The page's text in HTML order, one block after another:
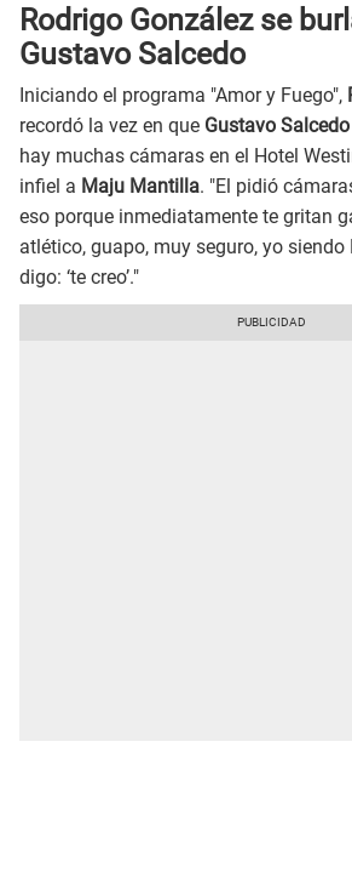
Rodrigo González se
Gustavo Salcedo
Iniciando el programa "Amor y Fuego",
recordó la vez en que Gustavo Salcedo
hay muchas cámaras en el Hotel
infiel a Maju Mantilla. "El pidió
eso porque inmediatamente te gritan
atlético, guapo, muy seguro, yo siendo
digo: ‘te creo’."